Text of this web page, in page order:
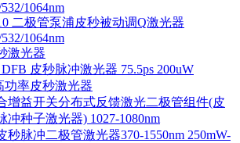
1064nm
二极管泵浦皮秒被动调Q激光器
1064nm
激光器
DFB 皮秒脉冲激光器 75.5ps 200uW
功率皮秒激光器
增益开关分布式反馈激光二极管组件(皮
冲种子激光器) 1027-1080nm
秒脉冲二极管激光器370-1550nm 250mW-